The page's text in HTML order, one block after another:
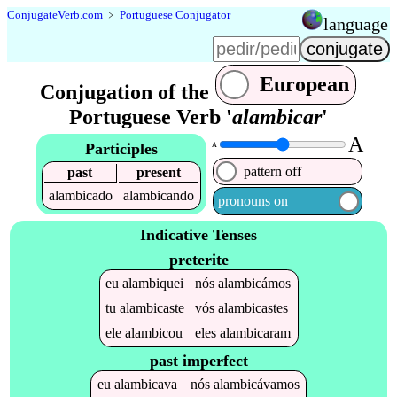
ConjugateVerb.com ﹥ Portuguese Conjugator language
Conjugation of the
European
Portuguese Verb 'alambicar'
Participles
past
present
alambicado
alambicando
A A
pattern off
pronouns on
Indicative Tenses
preterite
eualambiquei nósalambicámos
tualambicaste vósalambicastes
elealambicou elesalambicaram
past imperfect
eu alambicava nós alambicávamos